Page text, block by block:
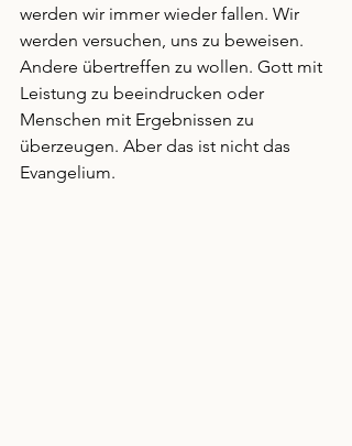
werden wir immer wieder fallen. Wir
werden versuchen, uns zu beweisen.
Andere übertreffen zu wollen. Gott mit
Leistung zu beeindrucken oder
Menschen mit Ergebnissen zu
überzeugen. Aber das ist nicht das
Evangelium.